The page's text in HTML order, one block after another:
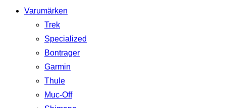
Varumärken
Trek
Specialized
Bontrager
Garmin
Thule
Muc-Off